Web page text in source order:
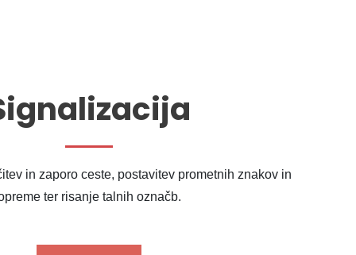
in zaporo ceste, postavitev prometnih znakov in
ter risanje talnih označb.